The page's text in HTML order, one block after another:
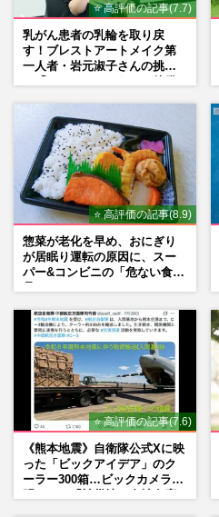
⭐ 高評価の記事(7.7)
乳がん患者の乳輪を取り戻
す！ブレストアートメイク第
一人者・岩元淑子さんの挑戦
⭐ 高評価の記事(8.9)
惣菜が老化を早め、おにぎり
が居眠り運転の原因に、スー
パー&コンビニの「危ない食
⭐ 高評価の記事(7.6)
《熊本地震》自衛隊公式Xに映
った「ビックアイデア」のク
ーラー300箱…ビックカメラが